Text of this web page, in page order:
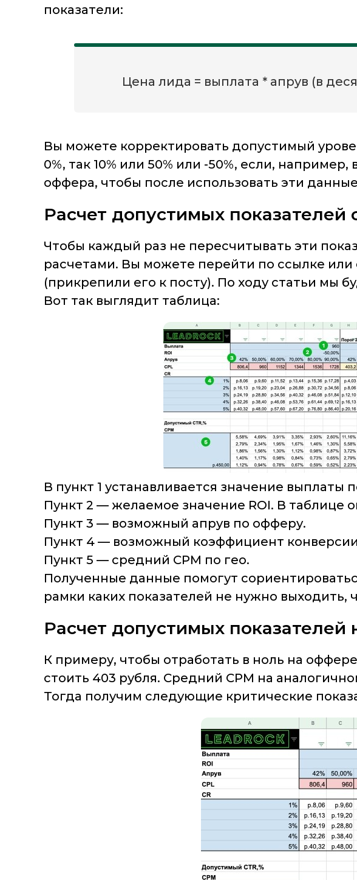
показатели:
Цена лида = выплата * апрув (в
Вы можете корректировать допустимый
0%, так 10% или 50% или -50%, если,
оффера, чтобы после использовать эти
Расчет допустимых
Чтобы каждый раз не пересчитывать эти
расчетами. Вы можете перейти по ссылке
(прикрепили его к посту). По ходу статьи мы
Вот так выглядит таблица:
В пункт 1 устанавливается значение выплаты
Пункт 2 — желаемое значение ROI. В таблице
Пункт 3 — возможный апрув по офферу.
Пункт 4 — возможный коэффициент конверсии
Пункт 5 — средний CPM по гео.
Полученные данные помогут
рамки каких показателей не нужно выходить,
Расчет допустимых показателей
К примеру, чтобы отработать в ноль на
стоить 403 рубля. Средний CPM на
Тогда получим следующие критические